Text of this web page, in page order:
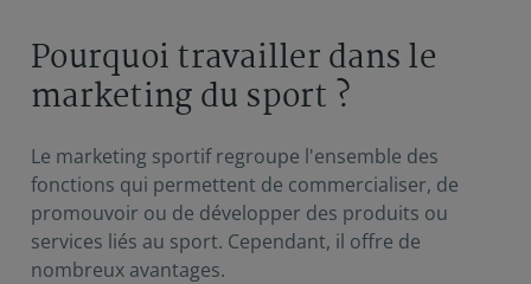
Pourquoi travailler dans le
marketing du sport ?
Le marketing sportifregroupe l'ensemble des
fonctions qui permettent de commercialiser, de
promouvoir ou de développer des produits ou
services liés au sport. Cependant, il offre de
nombreux avantages.